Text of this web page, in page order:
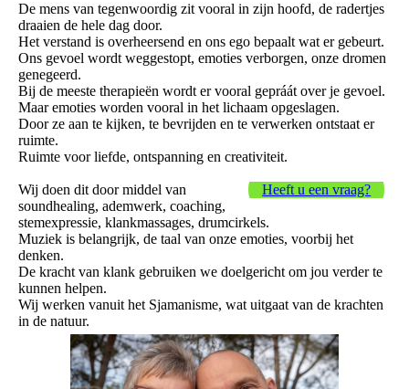
De mens van tegenwoordig zit vooral in zijn hoofd, de radertjes
draaien de hele dag door.
Het verstand is overheersend en ons ego bepaalt wat er gebeurt.
Ons gevoel wordt weggestopt, emoties verborgen, onze dromen
genegeerd.
Bij de meeste therapieën wordt er vooral gepráát over je gevoel.
Maar emoties worden vooral in het lichaam opgeslagen.
Door ze aan te kijken, te bevrijden en te verwerken ontstaat er
ruimte.
Ruimte voor liefde, ontspanning en creativiteit.
Heeft u een vraag?
Wij doen dit door middel van
soundhealing, ademwerk, coaching,
stemexpressie, klankmassages, drumcirkels.
Muziek is belangrijk, de taal van onze emoties, voorbij het
denken.
De kracht van klank gebruiken we doelgericht om jou verder te
kunnen helpen.
Wij werken vanuit het Sjamanisme, wat uitgaat van de krachten
in de natuur.